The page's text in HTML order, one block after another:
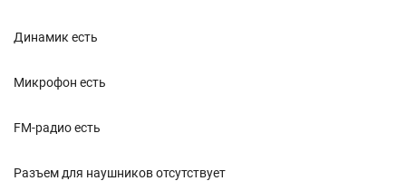
Динамик есть
Микрофон есть
FM-радио есть
Разъем для наушников отсутствует